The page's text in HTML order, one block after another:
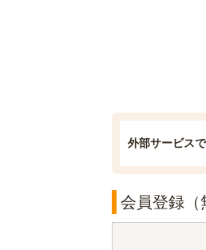
外部サービス
会員登録（